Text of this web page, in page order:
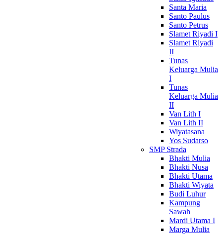
Santa Maria
Santo Paulus
Santo Petrus
Slamet Riyadi I
Slamet Riyadi
II
Tunas
Keluarga Mulia
I
Tunas
Keluarga Mulia
II
Van Lith I
Van Lith II
Wiyatasana
Yos Sudarso
SMP Strada
Bhakti Mulia
Bhakti Nusa
Bhakti Utama
Bhakti Wiyata
Budi Luhur
Kampung
Sawah
Mardi Utama I
Marga Mulia